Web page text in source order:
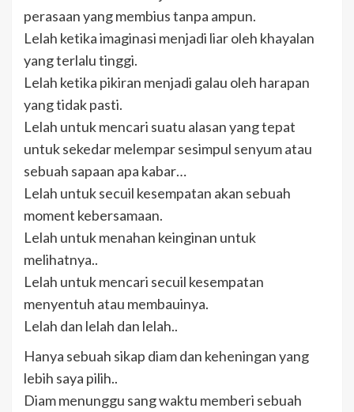
perasaan yang membius tanpa ampun.
Lelah ketika imaginasi menjadi liar oleh khayalan
yang terlalu tinggi.
Lelah ketika pikiran menjadi galau oleh harapan
yang tidak pasti.
Lelah untuk mencari suatu alasan yang tepat
untuk sekedar melempar sesimpul senyum atau
sebuah sapaan apa kabar…
Lelah untuk secuil kesempatan akan sebuah
moment kebersamaan.
Lelah untuk menahan keinginan untuk
melihatnya..
Lelah untuk mencari secuil kesempatan
menyentuh atau membauinya.
Lelah dan lelah dan lelah..
Hanya sebuah sikap diam dan keheningan yang
lebih saya pilih..
Diam menunggu sang waktu memberi sebuah